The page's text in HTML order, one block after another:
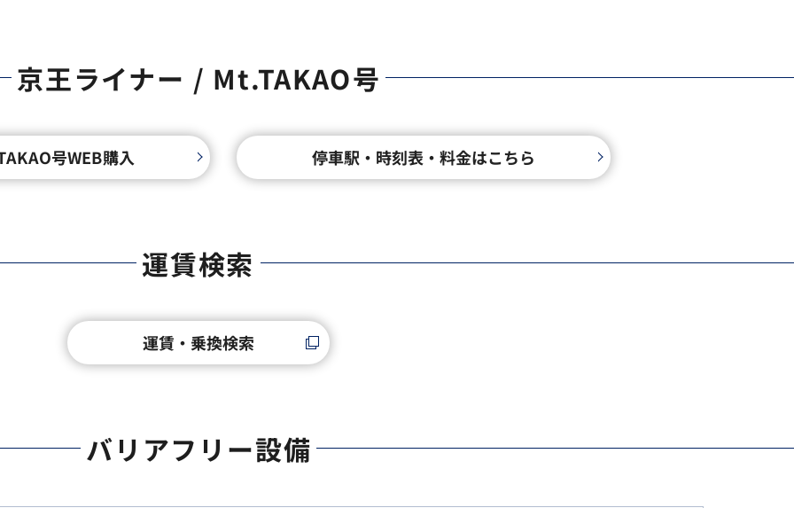
京王ライナー / Mt.TAKAO号
号WEB購入 停車駅・時刻表・料金はこちら
運賃検索
運賃・乗換検索
バリアフリー設備